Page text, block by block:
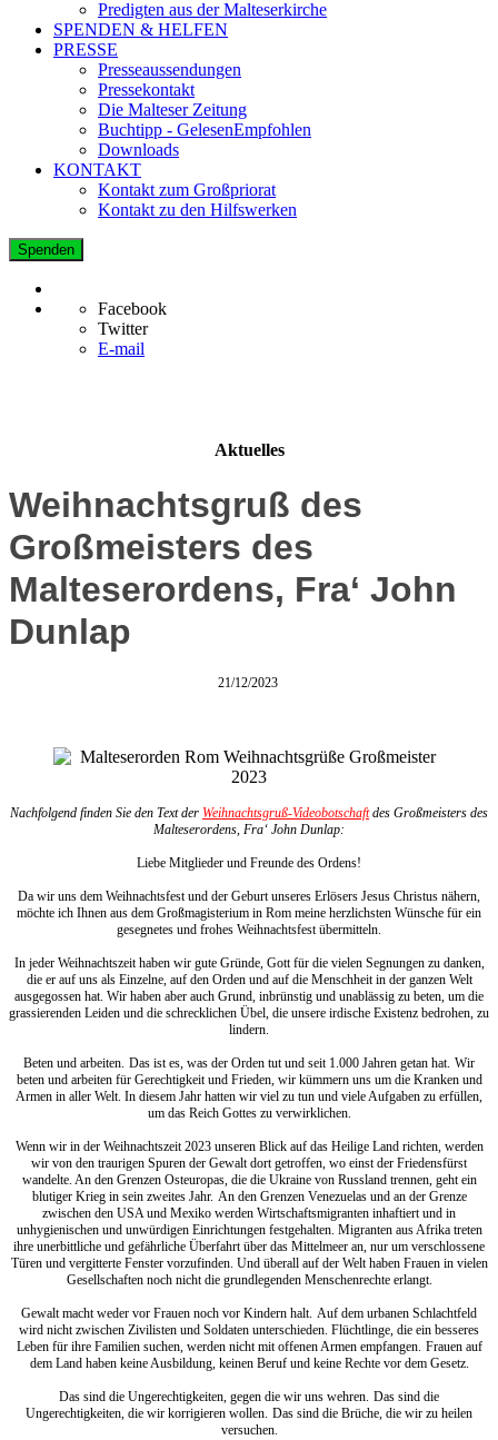
Predigten aus der Malteserkirche
SPENDEN & HELFEN
PRESSE
Presseaussendungen
Pressekontakt
Die Malteser Zeitung
Buchtipp - GelesenEmpfohlen
Downloads
KONTAKT
Kontakt zum Großpriorat
Kontakt zu den Hilfswerken
Spenden
Facebook
Twitter
E-mail
Aktuelles
Weihnachtsgruß des
Großmeisters des
Malteserordens, Fra‘ John
Dunlap
21/12/2023
Nachfolgend finden Sie den Text der Weihnachtsgruß-Videobotschaftdes Großmeisters des
Malteserordens, Fra‘ John Dunlap:
Liebe Mitglieder und Freunde des Ordens!
Da wir uns dem Weihnachtsfest und der Geburt unseres Erlösers Jesus Christus nähern,
möchte ich Ihnen aus dem Großmagisterium in Rom meine herzlichsten Wünsche für ein
gesegnetes und frohes Weihnachtsfest übermitteln.
In jeder Weihnachtszeit haben wir gute Gründe, Gott für die vielen Segnungen zu danken,
die er auf uns als Einzelne, auf den Orden und auf die Menschheit in der ganzen Welt
ausgegossen hat. Wir haben aber auch Grund, inbrünstig und unablässig zu beten, um die
grassierenden Leiden und die schrecklichen Übel, die unsere irdische Existenz bedrohen, zu
lindern.
Beten und arbeiten. Das ist es, was der Orden tut und seit 1.000 Jahren getan hat. Wir
beten und arbeiten für Gerechtigkeit und Frieden, wir kümmern uns um die Kranken und
Armen in aller Welt. In diesem Jahr hatten wir viel zu tun und viele Aufgaben zu erfüllen,
um das Reich Gottes zu verwirklichen.
Wenn wir in der Weihnachtszeit 2023 unseren Blick auf das Heilige Land richten, werden
wir von den traurigen Spuren der Gewalt dort getroffen, wo einst der Friedensfürst
wandelte. An den Grenzen Osteuropas, die die Ukraine von Russland trennen, geht ein
blutiger Krieg in sein zweites Jahr. An den Grenzen Venezuelas und an der Grenze
zwischen den USA und Mexiko werden Wirtschaftsmigranten inhaftiert und in
unhygienischen und unwürdigen Einrichtungen festgehalten. Migranten aus Afrika treten
ihre unerbittliche und gefährliche Überfahrt über das Mittelmeer an, nur um verschlossene
Türen und vergitterte Fenster vorzufinden. Und überall auf der Welt haben Frauen in vielen
Gesellschaften noch nicht die grundlegenden Menschenrechte erlangt.
Gewalt macht weder vor Frauen noch vor Kindern halt. Auf dem urbanen Schlachtfeld
wird nicht zwischen Zivilisten und Soldaten unterschieden. Flüchtlinge, die ein besseres
Leben für ihre Familien suchen, werden nicht mit offenen Armen empfangen. Frauen auf
dem Land haben keine Ausbildung, keinen Beruf und keine Rechte vor dem Gesetz.
Das sind die Ungerechtigkeiten, gegen die wir uns wehren. Das sind die
Ungerechtigkeiten, die wir korrigieren wollen. Das sind die Brüche, die wir zu heilen
versuchen.